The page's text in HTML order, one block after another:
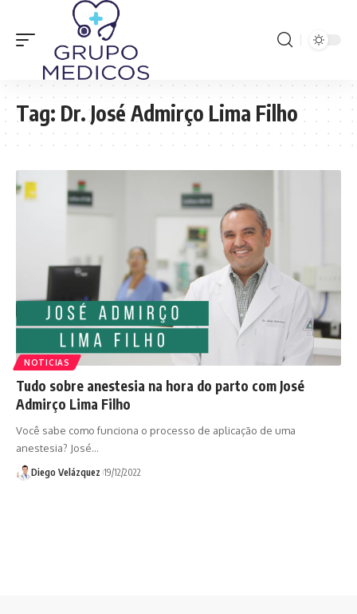
Tag: Dr. José Admirço Lima Filho
NOTICIAS
Tudo sobre anestesia na hora do parto com José
Admirço Lima Filho
Você sabe como funciona o processo de aplicação de uma
anestesia? José…
Diego Velázquez 19/12/2022